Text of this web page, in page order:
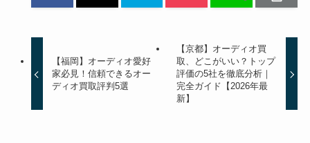
【福岡】オーディオ愛好
家必見！信頼できるオー
ディオ買取評判5選
【京都】オーディオ買
取、どこがいい？トップ
評価の5社を徹底分析｜
完全ガイド【2026年最
新】